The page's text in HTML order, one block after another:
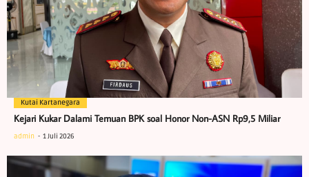
Kutai Kartanegara
Kejari Kukar Dalami Temuan BPK soal Honor Non-ASN Rp9,5 Miliar
admin 1 Juli 2026